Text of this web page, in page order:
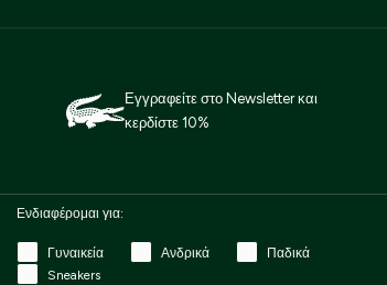
Εγγραφείτε στο Newsletter και
κερδίστε 10%
Ενδιαφέρομαι για:
Γυναικεία Ανδρικά
Παδικά
Sneakers